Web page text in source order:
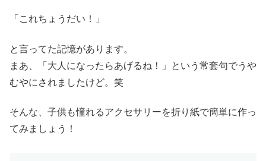
「これちょうだい！」
と言ってた記憶があります。
まあ、「大人になったらあげるね！」という常套句でうや
むやにされましたけど。笑
そんな、子供も憧れるアクセサリーを折り紙で簡単に作っ
てみましょう！